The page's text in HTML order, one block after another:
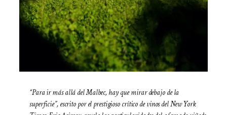
“Para ir más allá del Malbec, hay que mirar debajo de la
superficie”, escrito por el prestigioso crítico de vinos del New York